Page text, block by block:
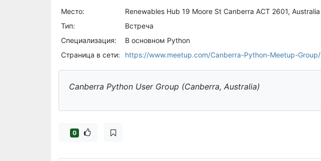
Место:
Renewables Hub 19 Moore St Canberra ACT 2601, Australia
Тип:
Встреча
Специализация:
В основном Python
Страница в сети:
https://www.meetup.com/Canberra-Python-Meetup-Group/
Canberra Python User Group (Canberra, Australia)
0